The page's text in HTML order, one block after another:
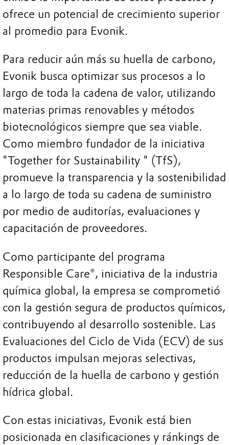
ofrece un potencial de crecimiento superior
al promedio para Evonik.
Para reducir aún más su huella de carbono,
Evonik busca optimizar sus procesos a lo
largo de toda la cadena de valor, utilizando
materias primas renovables y métodos
biotecnológicos siempre que sea viable.
Como miembro fundador de la iniciativa
"Together for Sustainability " (TfS),
promueve la transparencia y la sostenibilidad
a lo largo de toda su cadena de suministro
por medio de auditorías, evaluaciones y
capacitación de proveedores.
Como participante del programa
Responsible Care®, iniciativa de la industria
química global, la empresa se comprometió
con la gestión segura de productos químicos,
contribuyendo al desarrollo sostenible. Las
Evaluaciones del Ciclo de Vida (ECV) de sus
productos impulsan mejoras selectivas,
reducción de la huella de carbono y gestión
hídrica global.
Con estas iniciativas, Evonik está bien
posicionada en clasificaciones y ránkings de